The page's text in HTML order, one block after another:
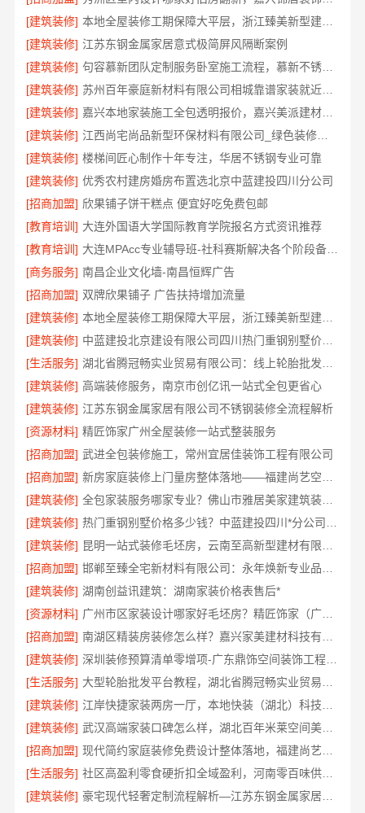
[建筑装修]
本地全屋装修工期保障大平层，浙江臻美新型建材有限公司规范施工
[建筑装修] 江苏东钢金属家居意式极简屏风隔断案例
[建筑装修]
句容慕新团队定制服务卧室施工流程，慕新不锈钢精准落地
[建筑装修]
苏州百年豪庭新材料有限公司相城靠谱家装就近服务
[建筑装修]
嘉兴本地家装施工全包透明报价，嘉兴美派建材科技有限公司
[建筑装修]
江西尚宅尚品新型环保材料有限公司_绿色装修现代风格靠谱吗
[建筑装修] 楼梯间匠心制作十年专注，华居不锈钢专业可靠
[建筑装修] 优秀农村建房婚房布置选北京中蓝建投四川分公司
[招商加盟] 欣果铺子饼干糕点 便宜好吃免费包邮
[教育培训] 大连外国语大学国际教育学院报名方式资讯推荐
[教育培训]
大连MPAcc专业辅导班-社科赛斯解决各个阶段备考需求
[商务服务] 南昌企业文化墙-南昌恒辉广告
[招商加盟] 双牌欣果铺子 广告扶持增加流量
[建筑装修]
本地全屋装修工期保障大平层，浙江臻美新型建材有限公司高效施工
[建筑装修]
中蓝建投北京建设有限公司四川热门重钢别墅价格多少钱
[生活服务]
[建筑装修] 高端装修服务，南京市创亿讯一站式全包更省心
[建筑装修] 江苏东钢金属家居有限公司不锈钢装修全流程解析
[资源材料] 精匠饰家广州全屋装修一站式整装服务
[招商加盟] 武进全包装修施工，常州宜居佳装饰工程有限公司
[招商加盟]
[建筑装修]
全包家装服务哪家专业？佛山市雅居美家建筑装饰工程有限公司
[建筑装修]
[建筑装修]
[招商加盟]
[建筑装修] 湖南创益讯建筑：湖南家装价格表售后*
[资源材料]
广州市区家装设计哪家好毛坯房？精匠饰家（广州）家居建材有限公司为您解忧
[招商加盟]
[建筑装修]
深圳装修预算清单零增项-广东鼎饰空间装饰工程有限公司
[生活服务]
[建筑装修]
[建筑装修]
武汉高端家装口碑怎么样，湖北百年米莱空间美学装饰材料有限公司
[招商加盟]
[生活服务]
社区高盈利零食硬折扣全域盈利，河南零百味供应链有限公司
[建筑装修]